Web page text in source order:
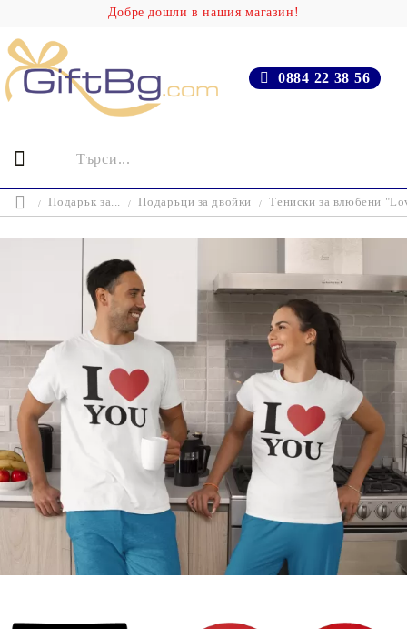
Добре дошли в нашия магазин!
0884 22 38 56
Подарък за... Подаръци за двойки Тениски за влюбени